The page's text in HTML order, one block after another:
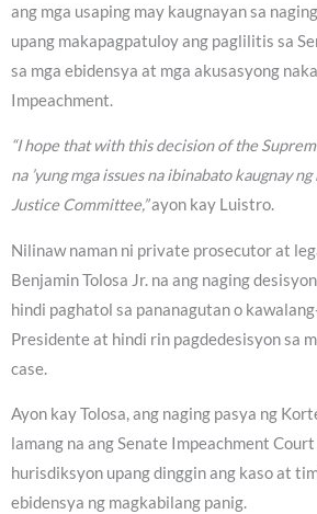
ang mga usaping may kaugnayan sa
upang makapagpatuloy ang paglilitis sa
sa mga ebidensya at mga akusasyong
Impeachment.
“I hope that with this decision of the
na ’yung mga issues na ibinabato kaugnay
Justice Committee,”ayon kay Luistro.
Nilinaw naman ni private prosecutor at
Benjamin Tolosa Jr. na ang naging
hindi paghatol sa pananagutan o
Presidente at hindi rin pagdedesisyon sa
case.
Ayon kay Tolosa, ang naging pasya ng
lamang na ang Senate Impeachment
hurisdiksyon upang dinggin ang kaso at
ebidensya ng magkabilang panig.